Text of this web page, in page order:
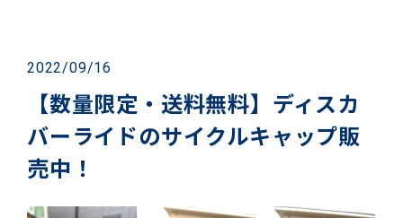
2022/09/16
【数量限定・送料無料】ディスカ
バーライドのサイクルキャップ販
売中！